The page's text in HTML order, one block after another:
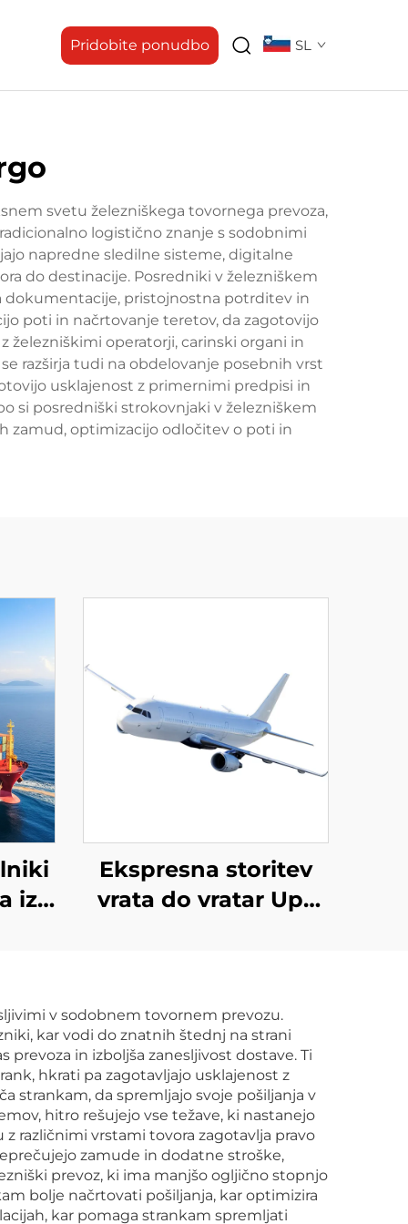
Pridobite ponudbo SL
svetu železniškega tovornega prevoza,
logistično znanje s sodobnimi
napredne sledilne sisteme, digitalne
do destinacije. Posredniki v železniškem
dokumentacije, pristojnostna potrditev in
poti in načrtovanje teretov, da zagotovijo
železniškimi operatorji, carinski organi in
razširja tudi na obdelovanje posebnih vrst
usklajenost z primernimi predpisi in
si posredniški strokovnjaki v železniškem
optimizacijo odločitev o poti in
iz
za
Ekspresna storitev
vrata do vratar Ups
v sodobnem tovornem prevozu.
kar vodi do znatnih štednj na strani
in izboljša zanesljivost dostave. Ti
hkrati pa zagotavljajo usklajenost z
strankam, da spremljajo svoje pošiljanja v
hitro rešujejo vse težave, ki nastanejo
različnimi vrstami tovora zagotavlja pravo
zamude in dodatne stroške,
prevoz, ki ima manjšo ogljično stopnjo
bolje načrtovati pošiljanja, kar optimizira
kar pomaga strankam spremljati